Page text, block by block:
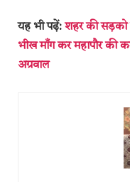
यह भी पढ़ें: शहर की सड़को
भीख माँग कर महापौर की
अग्रवाल